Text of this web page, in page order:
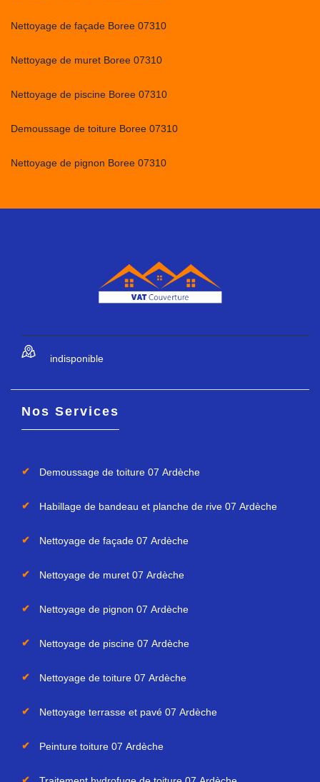
Nettoyage de façade Boree 07310
Nettoyage de muret Boree 07310
Nettoyage de piscine Boree 07310
Demoussage de toiture Boree 07310
Nettoyage de pignon Boree 07310
indisponible
Nos Services
Demoussage de toiture 07 Ardèche
Habillage de bandeau et planche de rive 07 Ardèche
Nettoyage de façade 07 Ardèche
Nettoyage de muret 07 Ardèche
Nettoyage de pignon 07 Ardèche
Nettoyage de piscine 07 Ardèche
Nettoyage de toiture 07 Ardèche
Nettoyage terrasse et pavé 07 Ardèche
Peinture toiture 07 Ardèche